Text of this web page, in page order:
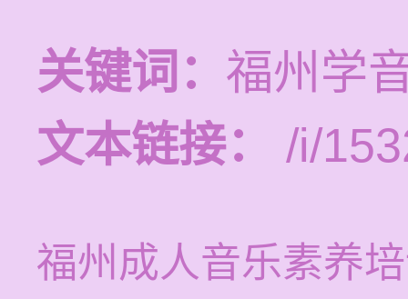
关键词： 福州学
文本链接：
/i/
福州成人音乐素养